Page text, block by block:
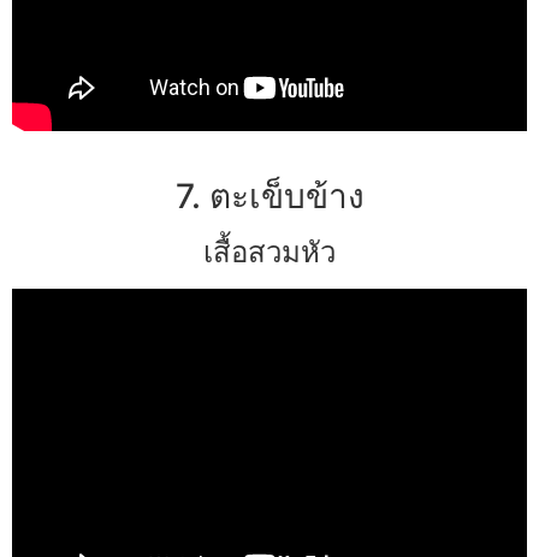
7. ตะเข็บข้าง
เสื้อสวมหัว